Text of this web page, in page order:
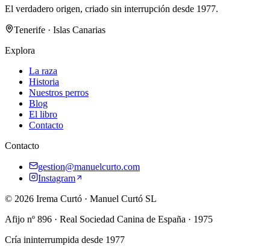
El verdadero origen, criado sin interrupción desde 1977.
Tenerife · Islas Canarias
Explora
La raza
Historia
Nuestros perros
Blog
El libro
Contacto
Contacto
gestion@manuelcurto.com
Instagram
© 2026 Irema Curtó · Manuel Curtó SL
Afijo nº 896 · Real Sociedad Canina de España · 1975
Cría ininterrumpida desde 1977